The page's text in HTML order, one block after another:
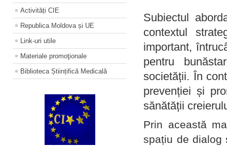
Activități CIE
Republica Moldova și UE
Link-uri utile
Materiale promoţionale
Biblioteca Științifică Medicală
Subiectul
contextul
important,
pentru
societății. În
prevenției și
sănătății
Prin această
spațiu de dialog